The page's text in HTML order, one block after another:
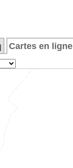
Cartes en ligne